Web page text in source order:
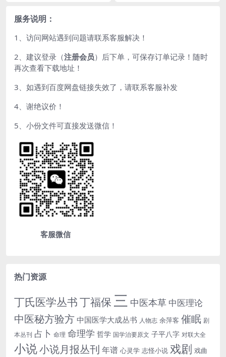
服务说明：
1、访问网站遇到问题请联系客服解决！
2、建议登录（注册会员）后下单，可保存订单记录！随时
再次查看下载地址！
3、如遇到百度网盘链接失效了，请联系客服补发
4、谢绝议价！
5、小份文件可直接发送微信！
客服微信
热门资源
丁氏医学丛书丁福保 三 中医本草 中医理论
中医秘方验方 中国医学大成丛书 人物志 余萍客 催眠 剧
本丛刊 占卜 命理 命理学 哲学 国学治要原文 子平八字 对联大全
小说小说月报丛刊 年谱 心灵学 志怪小说 戏剧 戏曲